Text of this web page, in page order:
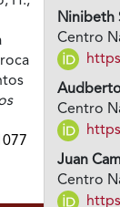
Ninibeth
Centro
Centro
Juan
Centro